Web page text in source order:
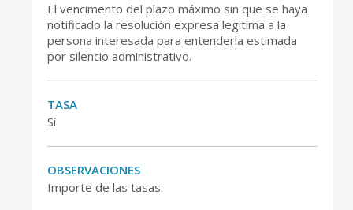
El vencimento del plazo máximo sin que se haya
notificado la resolución expresa legitima a la
persona interesada para entenderla estimada
por silencio administrativo.
TASA
Sí
OBSERVACIONES
Importe de las tasas: